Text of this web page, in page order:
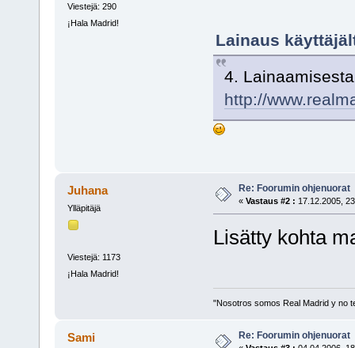
Viestejä: 290
¡Hala Madrid!
Lainaus
4.
http://
Juhana
Ylläpitäjä
Viestejä: 1173
¡Hala Madrid!
Re: Foorumin ohjenuorat
« Vastaus #2 : 17.12.2005,
Lisätty kohta
"Nosotros somos Real Madrid y no
Sami Re: Foorumin ohjenuorat